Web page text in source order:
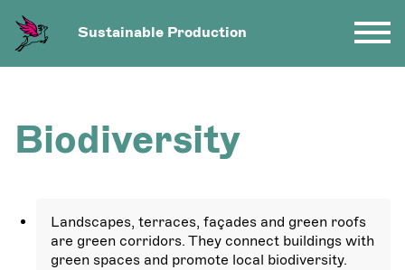
Sustainable Production
Biodiversity
Landscapes, terraces, façades and green roofs
are green corridors. They connect buildings with
green spaces and promote local biodiversity.